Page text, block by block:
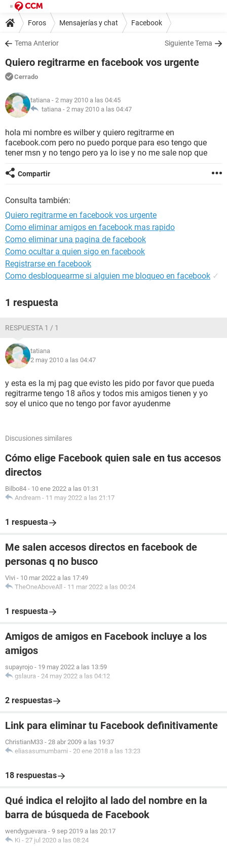
Foros Mensajerías y chat Facebook
Tema Anterior Siguiente Tema
Quiero regitrarme en facebook vos urgente
Cerrado
tatiana - 2 may 2010 a las 04:45
tatiana - 2 may 2010 a las 04:47
hola mi nombre es wilber y quiero regitrarme en
facebook.com pero no puedo porque para eso tengo que
tener msn y no tengo pero ya lo ise y no me sale nop que
Compartir
Consulta también:
Quiero regitrarme en facebook vos urgente
Como eliminar amigos en facebook mas rapido
Como eliminar una pagina de facebook
Como ocultar a quien sigo en facebook
Registrarse en facebook
Como desbloquearme si alguien me bloqueo en facebook ✓
1 respuesta
RESPUESTA 1 / 1
tatiana
2 may 2010 a las 04:47
y esta es la mj pag que evisto les pido por favor que pueda
regitrarme tengo 18 años y todos mis amigos tienen y yo
soy el unico que no tengo por favor ayudenme
Discusiones similares
Cómo elige Facebook quien sale en tus accesos
directos
Bilbo84 - 10 ene 2022 a las 01:31
Andream - 11 may 2022 a las 21:17
1 respuesta
Me salen accesos directos en facebook de
personas q no busco
Vivi - 10 mar 2022 a las 17:49
TheOneAboveAll - 11 mar 2022 a las 00:24
1 respuesta
Amigos de amigos en Facebook incluye a los
amigos
supayrojo - 19 may 2022 a las 13:59
gslaura - 24 may 2022 a las 04:12
2 respuestas
Link para eliminar tu Facebook definitivamente
ChristianM33 - 28 abr 2009 a las 19:37
eliasasumumbami - 20 ene 2018 a las 13:23
18 respuestas
Qué indica el relojito al lado del nombre en la
barra de búsqueda de Facebook
wendyguevara - 9 sep 2019 a las 20:17
Ki - 27 jul 2020 a las 08:24